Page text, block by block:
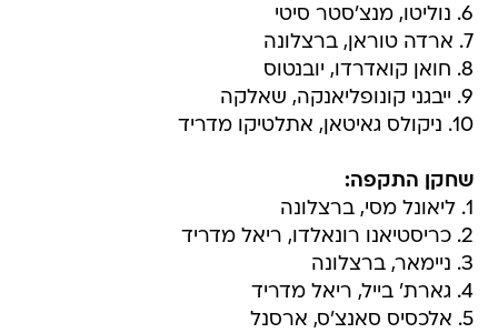
6. נוליטו, מנצ'סטר סיטי
7. ארדה טוראן, ברצלונה
8. חואן קואדרדו, יובנטוס
9. ייבגני קונופליאנקה, שאלקה
10. ניקולס גאיטאן, אתלטיקו מדריד
שחקן התקפה:
1. ליאונל מסי, ברצלונה
2. כריסטיאנו רונאלדו, ריאל מדריד
3. ניימאר, ברצלונה
4. גארת' בייל, ריאל מדריד
5. אלכסיס סאנצ'ס, ארסנל